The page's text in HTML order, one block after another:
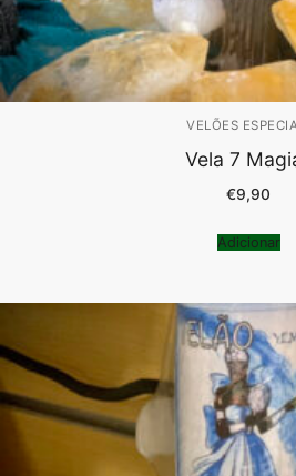
VELÕES
Vela 7
€9,90
Adicionar